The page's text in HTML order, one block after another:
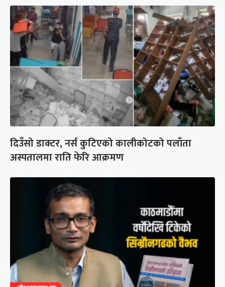
दिउँसो डाक्टर, नर्स कुटिएको कालीकोटको पलाँता
अस्पतालमा राति फेरि आक्रमण